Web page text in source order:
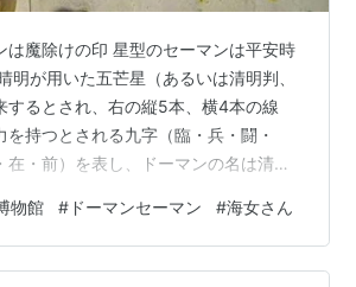
は魔除けの印 星型のセーマンは平安時
明が用いた五芒星（あるいは清明判、
するとされ、右の縦5本、横4本の線
を持つとされる九字（臨・兵・闘・
在・前）を表し、ドーマンの名は清明
日 鳥羽市立 海の博物館（三重県鳥羽
博物館の展示B棟は、豊かな漁場であ
関する展示がされてました。 海女さん
物館 # ドーマンセーマン #海女さん